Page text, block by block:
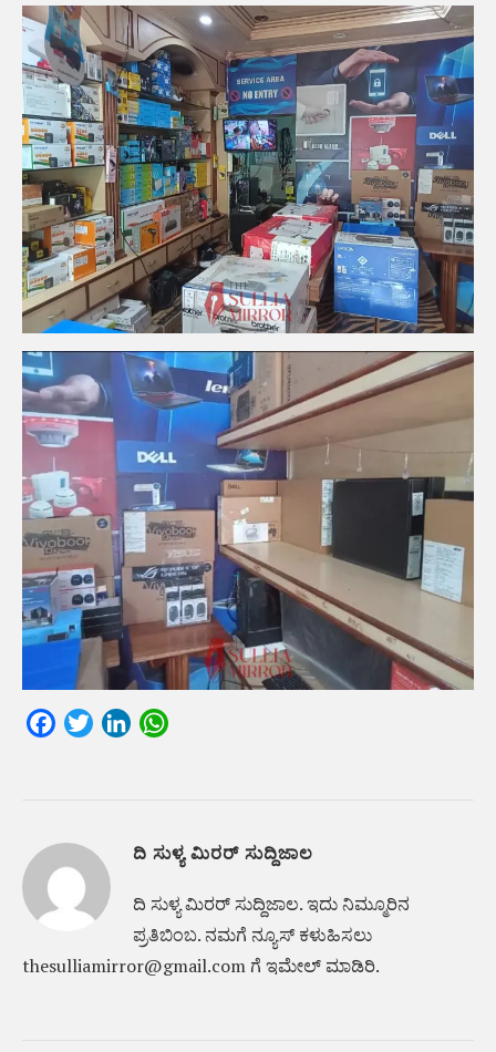
FacebookTwitterLinkedIn
ದಿ ಸುಳ್ಯ ಮಿರರ್ ಸುದ್ದಿಜಾಲ
ದಿ ಸುಳ್ಯ ಮಿರರ್‌ ಸುದ್ದಿಜಾಲ. ಇದು ನಿಮ್ಮೂರಿನ
ಪ್ರತಿಬಿಂಬ. ನಮಗೆ ನ್ಯೂಸ್‌ ಕಳುಹಿಸಲು
thesulliamirror@gmail.com ಗೆ ಇಮೇಲ್ ಮಾಡಿರಿ.